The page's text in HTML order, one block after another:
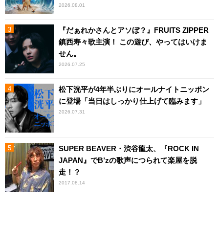
2026.08.01
『だぁれかさんとアソぼ？』FRUITS ZIPPER
鎮西寿々歌主演！ この遊び、やってはいけま
せん。
2026.07.25
松下洸平が4年半ぶりにオールナイトニッポン
に登場「当日はしっかり仕上げて臨みます」
2026.07.31
SUPER BEAVER・渋谷龍太、『ROCK IN
JAPAN』でB’zの歌声につられて楽屋を脱
走！？
2017.08.14